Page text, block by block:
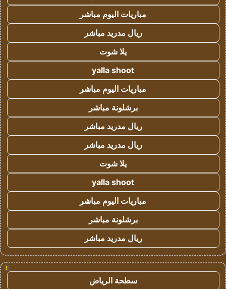
مباريات اليوم مباشر
ريال مدريد مباشر
يلا شوت
yalla shoot
مباريات اليوم مباشر
برشلونة مباشر
ريال مدريد مباشر
ريال مدريد مباشر
يلا شوت
yalla shoot
مباريات اليوم مباشر
برشلونة مباشر
ريال مدريد مباشر
!
سطحة الرياض